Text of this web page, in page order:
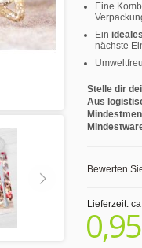
Eine
Ein
nächste
Stelle dir
Aus
Bewerten
Lieferzeit: